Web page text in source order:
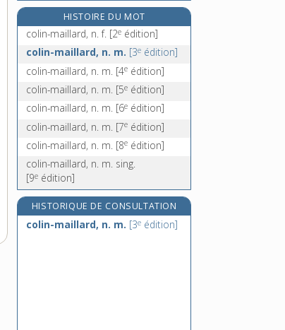
colir, n. m.[6eédition]
colis, n. m.
Colisée, n. m.
[7
édition]
colistier, -ière, n.
HISTOIRE DU MOT
colin-maillard, n. f. [2e édition]
colin-maillard, n. m. [3e édition]
colin-maillard, n. m. [4e édition]
colin-maillard, n. m. [5e édition]
colin-maillard, n. m. [6e édition]
colin-maillard, n. m. [7e édition]
colin-maillard, n. m. [8e édition]
colin-maillard, n. m. sing.
[9e édition]
HISTORIQUE DE CONSULTATION
colin-maillard, n. m. [3e édition]